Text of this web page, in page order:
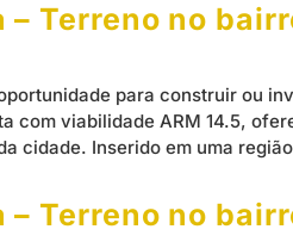
– Terreno no
para construir ou
com viabilidade ARM 14.5,
cidade. Inserido em uma
– Terreno no